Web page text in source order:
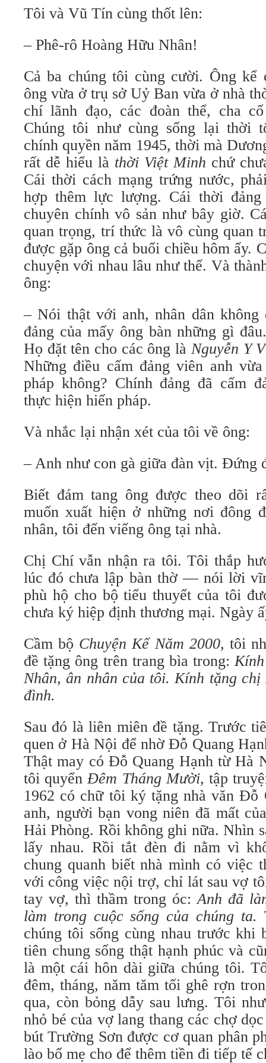
Tôi và Vũ Tín cùng thốt lên:
– Phê-rô Hoàng Hữu Nhân!
Cả ba chúng tôi cùng cười. Ông kể
ông vừa ở trụ sở Uỷ Ban vừa ở nhà
chí lãnh đạo, các đoàn thể, cha
Chúng tôi như cùng sống lại thời
chính quyền năm 1945, thời mà
rất dễ hiểu là thời Việt Minh chứ
Cái thời cách mạng trứng nước,
hợp thêm lực lượng. Cái thời
chuyên chính vô sản như bây giờ.
quan trọng, trí thức là vô cùng quan
được gặp ông cả buổi chiều hôm ấy.
chuyện với nhau lâu như thế. Và
ông:
– Nói thật với anh, nhân dân không
đảng của mấy ông bàn những gì
Họ đặt tên cho các ông là Nguyễn Y
Những điều cấm đảng viên anh
pháp không? Chính đảng đã cấm
thực hiện hiến pháp.
Và nhắc lại nhận xét của tôi về ông:
– Anh như con gà giữa đàn vịt. Đứng
Biết đám tang ông được theo dõi
muốn xuất hiện ở những nơi đông
nhân, tôi đến viếng ông tại nhà.
Chị Chí vẫn nhận ra tôi. Tôi thắp
lúc đó chưa lập bàn thờ — nói lời
phù hộ cho bộ tiểu thuyết của tôi
chưa ký hiệp định thương mại. Ngày
Cầm bộ Chuyện Kể Năm 2000, tôi
đề tặng ông trên trang bìa trong:
Nhân, ân nhân của tôi. Kính tặng
đình.
Sau đó là liên miên đề tặng. Trước
quen ở Hà Nội để nhờ Đỗ Quang
Thật may có Đỗ Quang Hạnh từ Hà
tôi quyểnĐêm Tháng Mười, tập
1962 có chữ tôi ký tặng nhà văn Đỗ
anh, người bạn vong niên đã mất
Hải Phòng. Rồi không ghi nữa. Nhìn
lấy nhau. Rồi tắt đèn đi nằm vì
chung quanh biết nhà mình có việc
với công việc nội trợ, chỉ lát sau vợ
tay vợ, thì thầm trong óc:Anh đã
làm trong cuộc sống của chúng ta.
chúng tôi sống cùng nhau trước khi
tiên chung sống thật hạnh phúc và
là một cái hôn dài giữa chúng tôi.
đêm, tháng, năm tăm tối ghê rợn
qua, còn bỏng dẫy sau lưng. Tôi
nhỏ bé của vợ lang thang các chợ
bút Trường Sơn được cơ quan phân
lào bố mẹ cho để thêm tiền đi tiếp tế